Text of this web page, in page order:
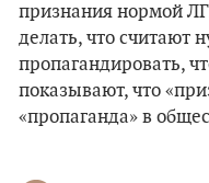
признания нормой
делать, что считают
пропагандировать,
показывают, что
«пропаганда» в